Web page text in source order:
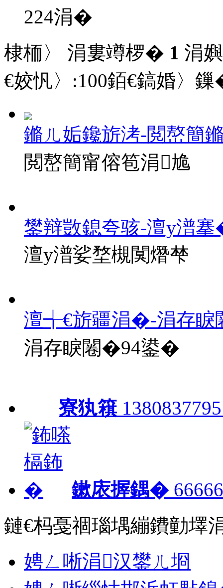
224涓�
棣栭〉 涓婁竴椤� 1 涓
€姣忛〉:100銆€鎬婚〉
鏅ㄦ姤鑱旂洘-閲嶅簡
閲嶅簡甯傛笣涓尯
鐢辩敳鎴夸骇-澶у潽
澶у潽娑堥槻闃熸梺
澶╅€旂疆涓�-涓存睙
涓存睙闂�94鍙�
寮犱簯
鏉庡搱鍝�
鏈€杩戞祻瑙堣繃鐨勭墿
娉ㄥ唽涓汉鐢ㄦ埛